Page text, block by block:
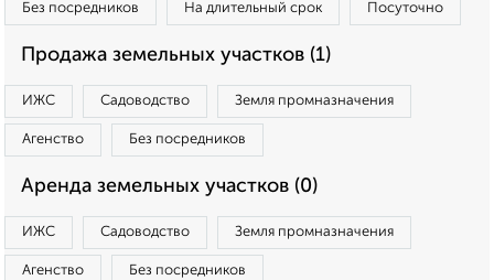
Без посредников На длительный срок Посуточно
Продажа земельных участков (1)
ИЖС Садоводство Земля промназначения
Агенство Без посредников
Аренда земельных участков (0)
ИЖС Садоводство Земля промназначения
Агенство Без посредников